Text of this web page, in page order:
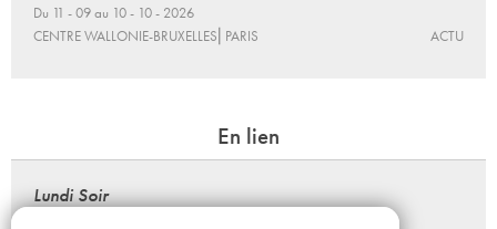
Du 11 - 09 au 10 - 10 - 2026
CENTRE WALLONIE-BRUXELLES⎜PARIS
ACTU
En lien
Lundi Soir